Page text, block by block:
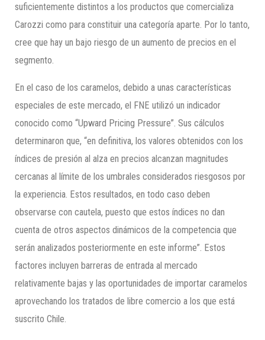
suficientemente distintos a los productos que comercializa
Carozzi como para constituir una categoría aparte. Por lo tanto,
cree que hay un bajo riesgo de un aumento de precios en el
segmento.
En el caso de los caramelos, debido a unas características
especiales de este mercado, el FNE utilizó un indicador
conocido como “Upward Pricing Pressure”. Sus cálculos
determinaron que, “en definitiva, los valores obtenidos con los
índices de presión al alza en precios alcanzan magnitudes
cercanas al límite de los umbrales considerados riesgosos por
la experiencia. Estos resultados, en todo caso deben
observarse con cautela, puesto que estos índices no dan
cuenta de otros aspectos dinámicos de la competencia que
serán analizados posteriormente en este informe”. Estos
factores incluyen barreras de entrada al mercado
relativamente bajas y las oportunidades de importar caramelos
aprovechando los tratados de libre comercio a los que está
suscrito Chile.